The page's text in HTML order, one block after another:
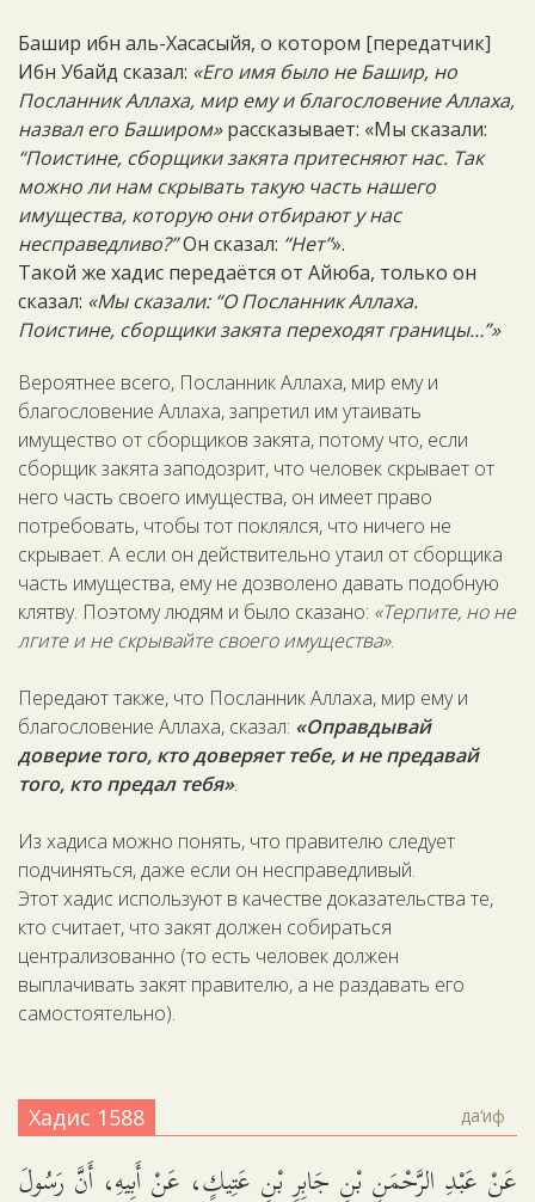
Башир ибн аль-Хасасыйя, о котором [передатчик]
Ибн Убайд сказал: «Его имя было не Башир, но
Посланник Аллаха, мир ему и благословение Аллаха,
назвал его Баширом»рассказывает: «Мы сказали:
“Поистине, сборщики закята притесняют нас. Так
можно ли нам скрывать такую часть нашего
имущества, которую они отбирают у нас
несправедливо?”Он сказал: “Нет”».
Такой же хадис передаётся от Айюба, только он
сказал: «Мы сказали: “О Посланник Аллаха.
Поистине, сборщики закята переходят границы…”»
Вероятнее всего, Посланник Аллаха, мир ему и
благословение Аллаха, запретил им утаивать
имущество от сборщиков закята, потому что, если
сборщик закята заподозрит, что человек скрывает от
него часть своего имущества, он имеет право
потребовать, чтобы тот поклялся, что ничего не
скрывает. А если он действительно утаил от сборщика
часть имущества, ему не дозволено давать подобную
клятву. Поэтому людям и было сказано: «Терпите, но не
лгите и не скрывайте своего имущества».
Передают также, что Посланник Аллаха, мир ему и
благословение Аллаха, сказал: «Оправдывай
доверие того, кто доверяет тебе, и не предавай
того, кто предал тебя».
Из хадиса можно понять, что правителю следует
подчиняться, даже если он несправедливый.
Этот хадис используют в качестве доказательства те,
кто считает, что закят должен собираться
централизованно (то есть человек должен
выплачивать закят правителю, а не раздавать его
самостоятельно).
Хадис 1588 да‘иф
عَنْ عَبْدِ الرَّحْمَنِ بْنِ جَابِرِ بْنِ عَتِيكٍ، عَنْ أَبِيهِ، أَنَّ رَسُولَ